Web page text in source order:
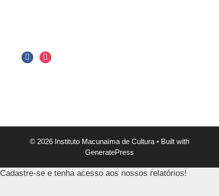
© 2026 Instituto Macunaíma de Cultura • Built with
GeneratePress
Cadastre-se e tenha acesso aos nossos relatórios!